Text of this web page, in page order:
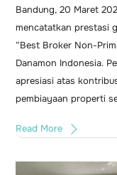
Bandung, 20 Maret
mencatatkan prestasi
“Best Broker Non-
Danamon Indonesia.
apresiasi atas
pembiayaan properti
Read More